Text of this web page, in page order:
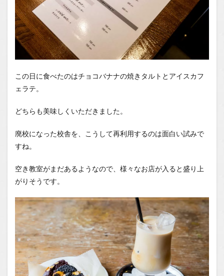
この日に食べたのはチョコバナナの焼きタルトとアイスカフ
ェラテ。
どちらも美味しくいただきました。
廃校になった校舎を、こうして再利用するのは面白い試みで
すね。
空き教室がまだあるようなので、様々なお店が入ると盛り上
がりそうです。